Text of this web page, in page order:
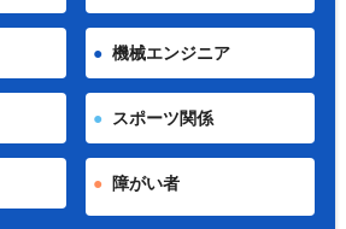
機械エンジニア
スポーツ関係
障がい者